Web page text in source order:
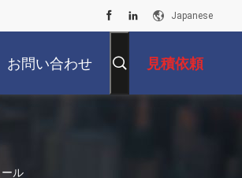
Japanese
お問い合わせ 見積依頼
ル